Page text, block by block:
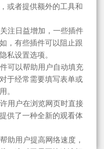
或者提供额外的工具和
注日益增加，一些插件
，有些插件可以阻止跟
私设置选项。
可以帮助用户自动填充
于经常需要填写表单或
。
用户在浏览网页时直接
供了一种全新的观看体
助用户提高网络速度，